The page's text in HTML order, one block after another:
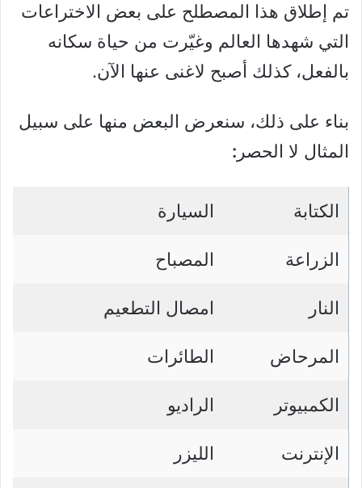
تم إطلاق هذا المصطلح على بعض الاختراعات
التي شهدها العالم وغيّرت من حياة سكانه
بالفعل، كذلك أصبح لاغنى عنها الآن.
بناء على ذلك، سنعرض البعض منها على سبيل
المثال لا الحصر :
الكتابة السيارة
الزراعة المصباح
النار امصال التطعيم
المرحاض الطائرات
الكمبيوتر الراديو
الإنترنت الليزر